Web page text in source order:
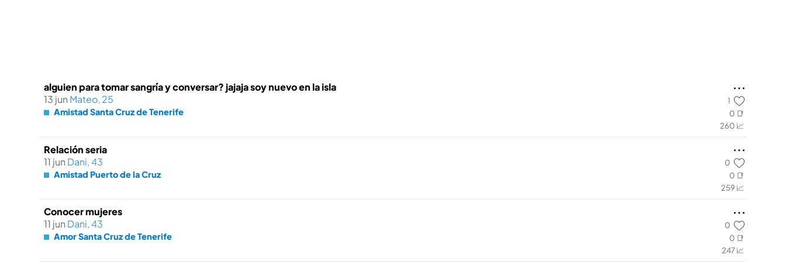
1
0 📑
260 📈
alguien para tomar sangría y conversar? jajaja soy nuevo en la isla
13 jun Mateo, 25
Amistad Santa Cruz de Tenerife
0
0 📑
259 📈
Relación seria
11 jun Dani, 43
Amistad Puerto de la Cruz
0
0 📑
247 📈
Conocer mujeres
11 jun Dani, 43
Amor Santa Cruz de Tenerife